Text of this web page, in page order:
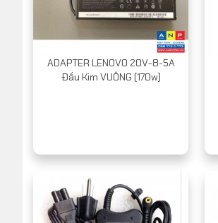
ADAPTER LENOVO 20V-8-5A
Đầu Kim VUÔNG (170w)